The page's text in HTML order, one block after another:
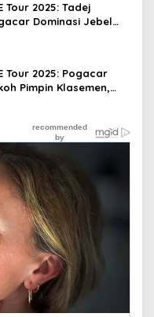
Tour 2025: Tadej
Dominasi Jebel
Tour 2025: Pogacar
Pimpin Klasemen,